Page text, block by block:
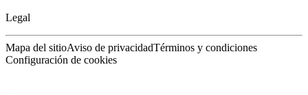
Legal
Mapa del sitioAviso de privacidadTérminos y condiciones
Configuración de cookies